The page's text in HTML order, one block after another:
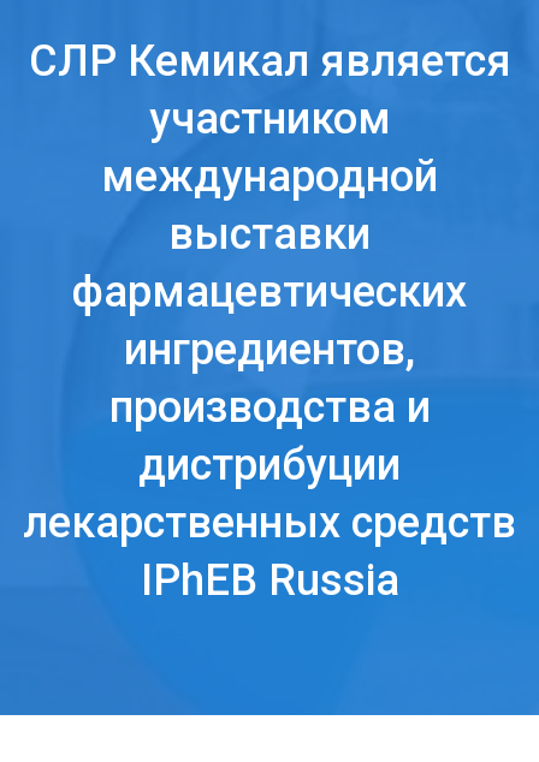
СЛР Кемикал является
участником
международной
выставки
фармацевтических
ингредиентов,
производства и
дистрибуции
лекарственных средств
IPhEB Russia